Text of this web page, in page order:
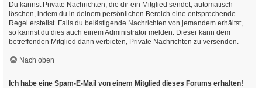
Du kannst Private Nachrichten, die dir ein Mitglied sendet, automatisch
löschen, indem du in deinem persönlichen Bereich eine entsprechende
Regel erstellst. Falls du belästigende Nachrichten von jemandem erhältst,
so kannst du dies auch einem Administrator melden. Dieser kann dem
betreffenden Mitglied dann verbieten, Private Nachrichten zu versenden.
Nach oben
Ich habe eine Spam-E-Mail von einem Mitglied dieses Forums erhalten!